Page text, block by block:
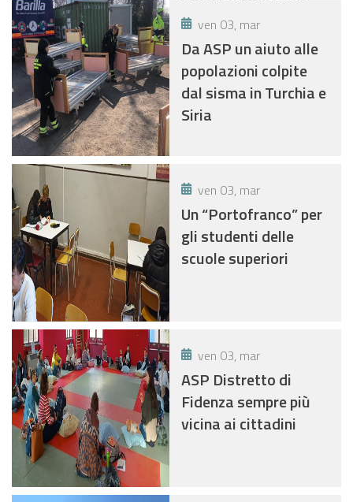
FAMIGLIE RESIDENTI
NEL COMUNE DI
FONTANELLATO, IN
DIFFICOLTÀ
ECONOMICA NEL
PAGAMENTO DELLE
ven 03, mar
Da ASP un aiuto alle
popolazioni colpite
dal sisma in Turchia e
Siria
ven 03, mar
Un “Portofranco” per
gli studenti delle
scuole superiori
ven 03, mar
ASP Distretto di
Fidenza sempre più
vicina ai cittadini